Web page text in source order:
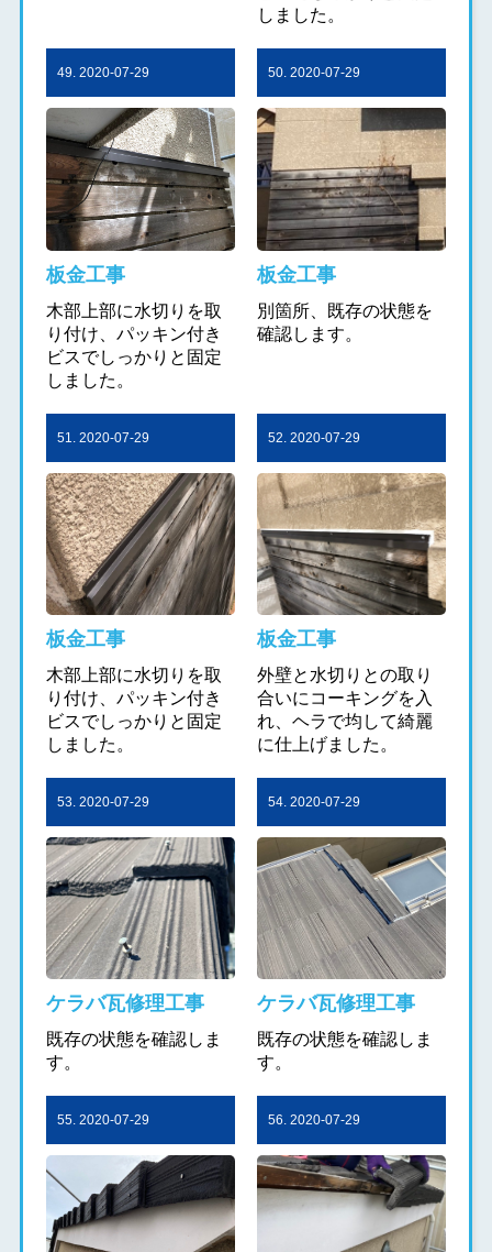
しました。
49. 2020-07-29
板金工事
木部上部に水切りを取
り付け、パッキン付き
ビスでしっかりと固定
しました。
50. 2020-07-29
板金工事
別箇所、既存の状態を
確認します。
51. 2020-07-29
板金工事
木部上部に水切りを取
り付け、パッキン付き
ビスでしっかりと固定
しました。
52. 2020-07-29
板金工事
外壁と水切りとの取り
合いにコーキングを入
れ、ヘラで均して綺麗
に仕上げました。
53. 2020-07-29
ケラバ瓦修理工事
既存の状態を確認しま
す。
54. 2020-07-29
ケラバ瓦修理工事
既存の状態を確認しま
す。
55. 2020-07-29 56. 2020-07-29